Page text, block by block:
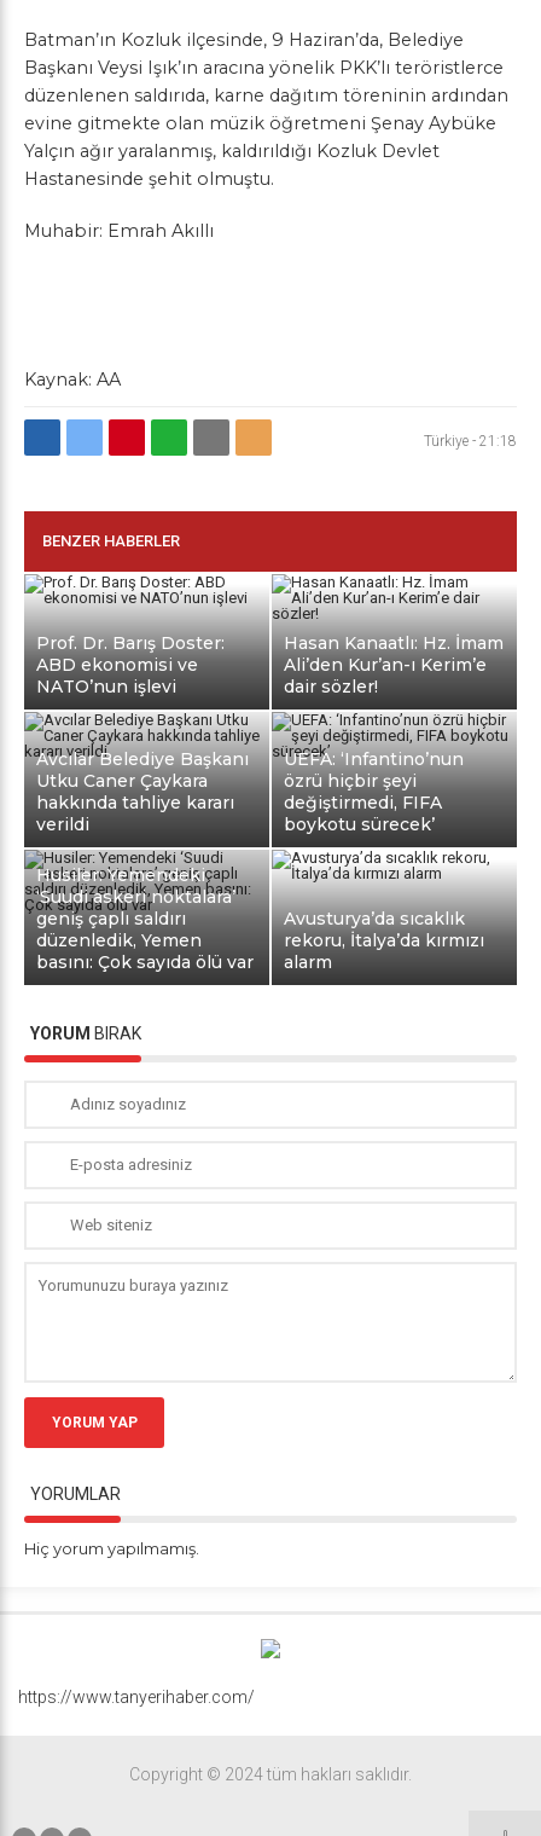
Batman’ın Kozluk ilçesinde, 9 Haziran’da, Belediye
Başkanı Veysi Işık’ın aracına yönelik PKK’lı teröristlerce
düzenlenen saldırıda, karne dağıtım töreninin ardından
evine gitmekte olan müzik öğretmeni Şenay Aybüke
Yalçın ağır yaralanmış, kaldırıldığı Kozluk Devlet
Hastanesinde şehit olmuştu.
Muhabir: Emrah Akıllı
Kaynak: AA
Türkiye - 21:18
BENZER HABERLER
Prof. Dr. Barış Doster:
ABD ekonomisi ve
NATO’nun işlevi
Hasan Kanaatlı: Hz. İmam
Ali’den Kur’an-ı Kerim’e
dair sözler!
Avcılar Belediye Başkanı
Utku Caner Çaykara
hakkında tahliye kararı
verildi
UEFA: ‘Infantino’nun
özrü hiçbir şeyi
değiştirmedi, FIFA
boykotu sürecek’
Husiler: Yemendeki
‘Suudi askeri noktalara’
geniş çaplı saldırı
düzenledik, Yemen
basını: Çok sayıda ölü var
Avusturya’da sıcaklık
rekoru, İtalya’da kırmızı
alarm
YORUM BIRAK
YORUM YAP
YORUMLAR
Hiç yorum yapılmamış.
https://www.tanyerihaber.com/
Copyright © 2024 tüm hakları saklıdır.